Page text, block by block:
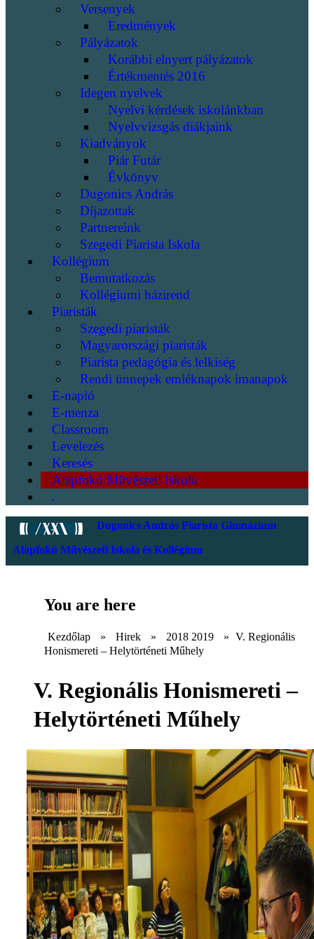
Versenyek
Eredmények
Pályázatok
Korábbi elnyert pályázatok
Értékmentés 2016
Idegen nyelvek
Nyelvi kérdések iskolánkban
Nyelvvizsgás diákjaink
Kiadványok
Piár Futár
Évkönyv
Dugonics András
Díjazottak
Partnereink
Szegedi Piarista Iskola
Kollégium
Bemutatkozás
Kollégiumi házirend
Piaristák
Szegedi piaristák
Magyarországi piaristák
Piarista pedagógia és lelkiség
Rendi ünnepek emléknapok imanapok
E-napló
E-menza
Classroom
Levelezés
Keresés
Alapfokú Művészeti Iskola
.
Dugonics András Piarista Gimnázium
Alapfokú Művészeti Iskola és Kollégium
You are here
Kezdőlap » Hirek » 2018 2019 » V. Regionális
Honismereti – Helytörténeti Műhely
V. Regionális Honismereti –
Helytörténeti Műhely